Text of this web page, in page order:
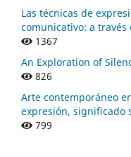
Las técnicas de
comunicativo: a
1367
An Exploration of
826
Arte contemporáneo
expresión, significado
799